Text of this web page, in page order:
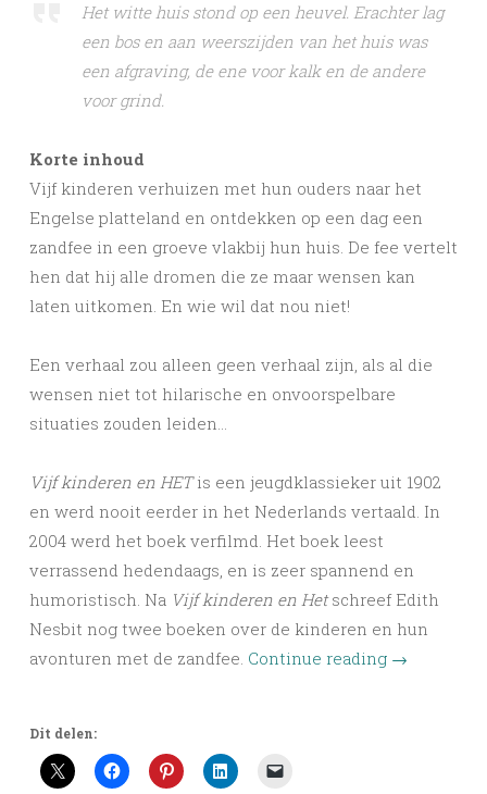
Het witte huis stond op een heuvel. Erachter lag
een bos en aan weerszijden van het huis was
een afgraving, de ene voor kalk en de andere
voor grind.
Korte inhoud
Vijf kinderen verhuizen met hun ouders naar het
Engelse platteland en ontdekken op een dag een
zandfee in een groeve vlakbij hun huis. De fee vertelt
hen dat hij alle dromen die ze maar wensen kan
laten uitkomen. En wie wil dat nou niet!
Een verhaal zou alleen geen verhaal zijn, als al die
wensen niet tot hilarische en onvoorspelbare
situaties zouden leiden…
Vijf kinderen en HETis een jeugdklassieker uit 1902
en werd nooit eerder in het Nederlands vertaald. In
2004 werd het boek verfilmd. Het boek leest
verrassend hedendaags, en is zeer spannend en
humoristisch. Na Vijf kinderen en Hetschreef Edith
Nesbit nog twee boeken over de kinderen en hun
avonturen met de zandfee. Continue reading →
Dit delen: